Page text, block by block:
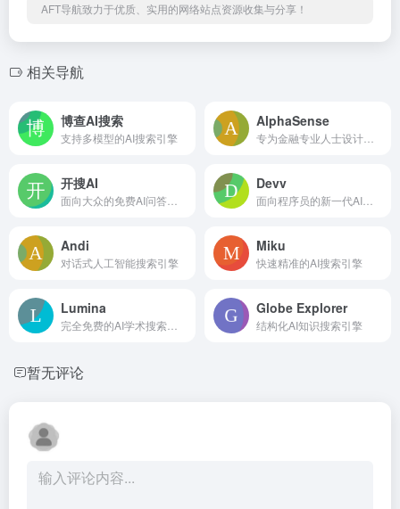
AFT导航致力于优质、实用的网络站点资源收集与分享！
相关导航
博查AI搜索
支持多模型的AI搜索引擎
AlphaSense
开搜AI Devv
Andi
对话式人工智能搜索引擎
Miku
快速精准的AI搜索引擎
Lumina Globe Explorer
结构化AI知识搜索引擎
暂无评论